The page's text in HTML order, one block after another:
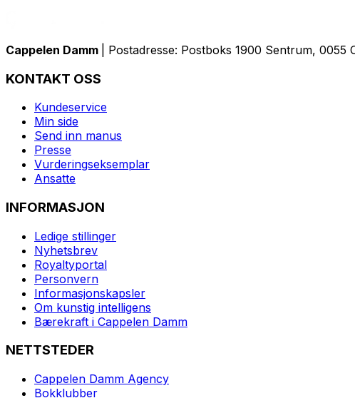
Cappelen Damm | Postadresse: Postboks 1900 Sentrum,
KONTAKT OSS
Kundeservice
Min side
Send inn manus
Presse
Vurderingseksemplar
Ansatte
INFORMASJON
Ledige stillinger
Nyhetsbrev
Royaltyportal
Personvern
Informasjonskapsler
Om kunstig intelligens
Bærekraft i Cappelen Damm
NETTSTEDER
Cappelen Damm Agency
Bokklubber